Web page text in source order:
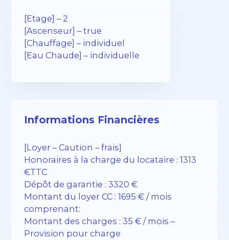
[Etage] – 2
[Ascenseur] – true
[Chauffage] – individuel
[Eau Chaude] – individuelle
Informations Financières
[Loyer – Caution – frais]
Honoraires à la charge du locataire : 1313
€TTC
Dépôt de garantie : 3320 €
Montant du loyer CC : 1695 € / mois
comprenant:
Montant des charges : 35 € / mois –
Provision pour charge